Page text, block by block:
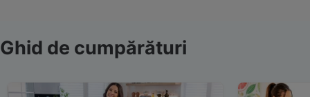
Ghid de cumpărături